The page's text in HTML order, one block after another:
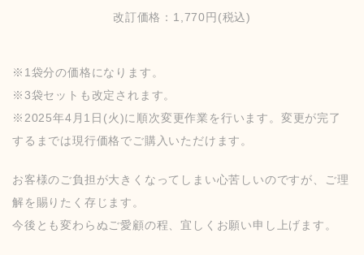
改訂価格：1,770円(税込)
※1袋分の価格になります。
※3袋セットも改定されます。
※2025年4月1日(火)に順次変更作業を行います。変更が完了
するまでは現行価格でご購入いただけます。
お客様のご負担が大きくなってしまい心苦しいのですが、ご理
解を賜りたく存じます。
今後とも変わらぬご愛顧の程、宜しくお願い申し上げます。